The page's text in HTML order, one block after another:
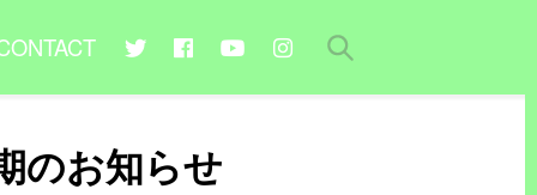
のお知らせ